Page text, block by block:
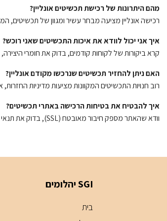
מהם היתרונות של רכישת תכשיטים אונליין?
רכישה אונליין מציעה מבחר עשיר ומגוון של תכשיטים,
איך אני יכול לוודא את איכות התכשיטים שאני רוכש?
קרא ביקורות של לקוחות קודמים, בדוק את חומרי
האם ניתן להחזיר תכשיטים שנרכשו מקודם אונליין?
רוב חנויות התכשיטים המקוונות מציעות מדיניות
איך להבטיח את בטיחות הרכישה באתרי תכשיטים?
וודא שהאתר מספק חיבור מאובטח (SSL), בדוק את תנאי החזרה והשליחה, וקרא ביקורות חיוביות על החנות.
SGI יהלומים
בית